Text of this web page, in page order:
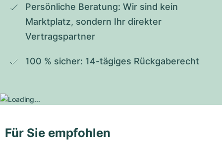
Persönliche Beratung: Wir sind kein
Marktplatz, sondern Ihr direkter
Vertragspartner
100 % sicher: 14-tägiges Rückgaberecht
Für Sie empfohlen